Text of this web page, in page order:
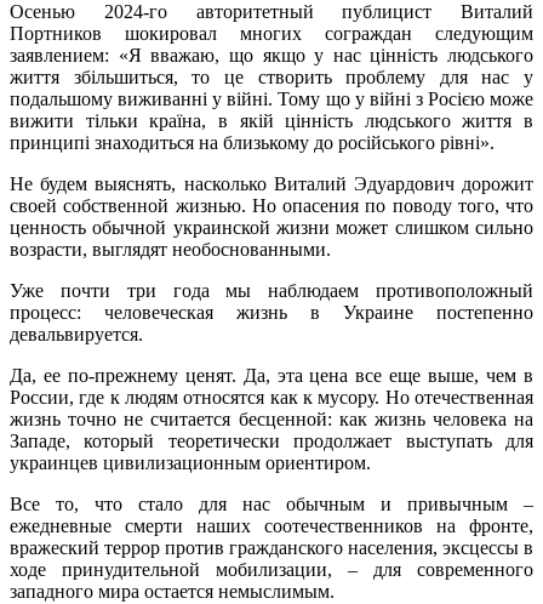
Осенью 2024-го авторитетный публицист Виталий
Портников шокировал многих сограждан следующим
заявлением: «Я вважаю, що якщо у нас цінність людського
життя збільшиться, то це створить проблему для нас у
подальшому виживанні у війні. Тому що у війні з Росією може
вижити тільки країна, в якій цінність людського життя в
принципі знаходиться на близькому до російського рівні».
Не будем выяснять, насколько Виталий Эдуардович дорожит
своей собственной жизнью. Но опасения по поводу того, что
ценность обычной украинской жизни может слишком сильно
возрасти, выглядят необоснованными.
Уже почти три года мы наблюдаем противоположный
процесс: человеческая жизнь в Украине постепенно
девальвируется.
Да, ее по-прежнему ценят. Да, эта цена все еще выше, чем в
России, где к людям относятся как к мусору. Но отечественная
жизнь точно не считается бесценной: как жизнь человека на
Западе, который теоретически продолжает выступать для
украинцев цивилизационным ориентиром.
Все то, что стало для нас обычным и привычным –
ежедневные смерти наших соотечественников на фронте,
вражеский террор против гражданского населения, эксцессы в
ходе принудительной мобилизации, – для современного
западного мира остается немыслимым.